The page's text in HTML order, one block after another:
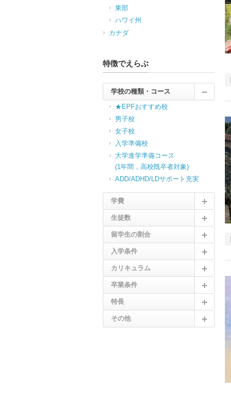
東部
ハワイ州
カナダ
特徴でえらぶ
学校の種類・コース
★EPFおすすめ校
男子校
女子校
入学準備校
大学進学準備コース
(1年間，高校既卒者対象)
ADD/ADHD/LDサポート充実
学費
生徒数
留学生の割合
入学条件
カリキュラム
卒業条件
特長
その他